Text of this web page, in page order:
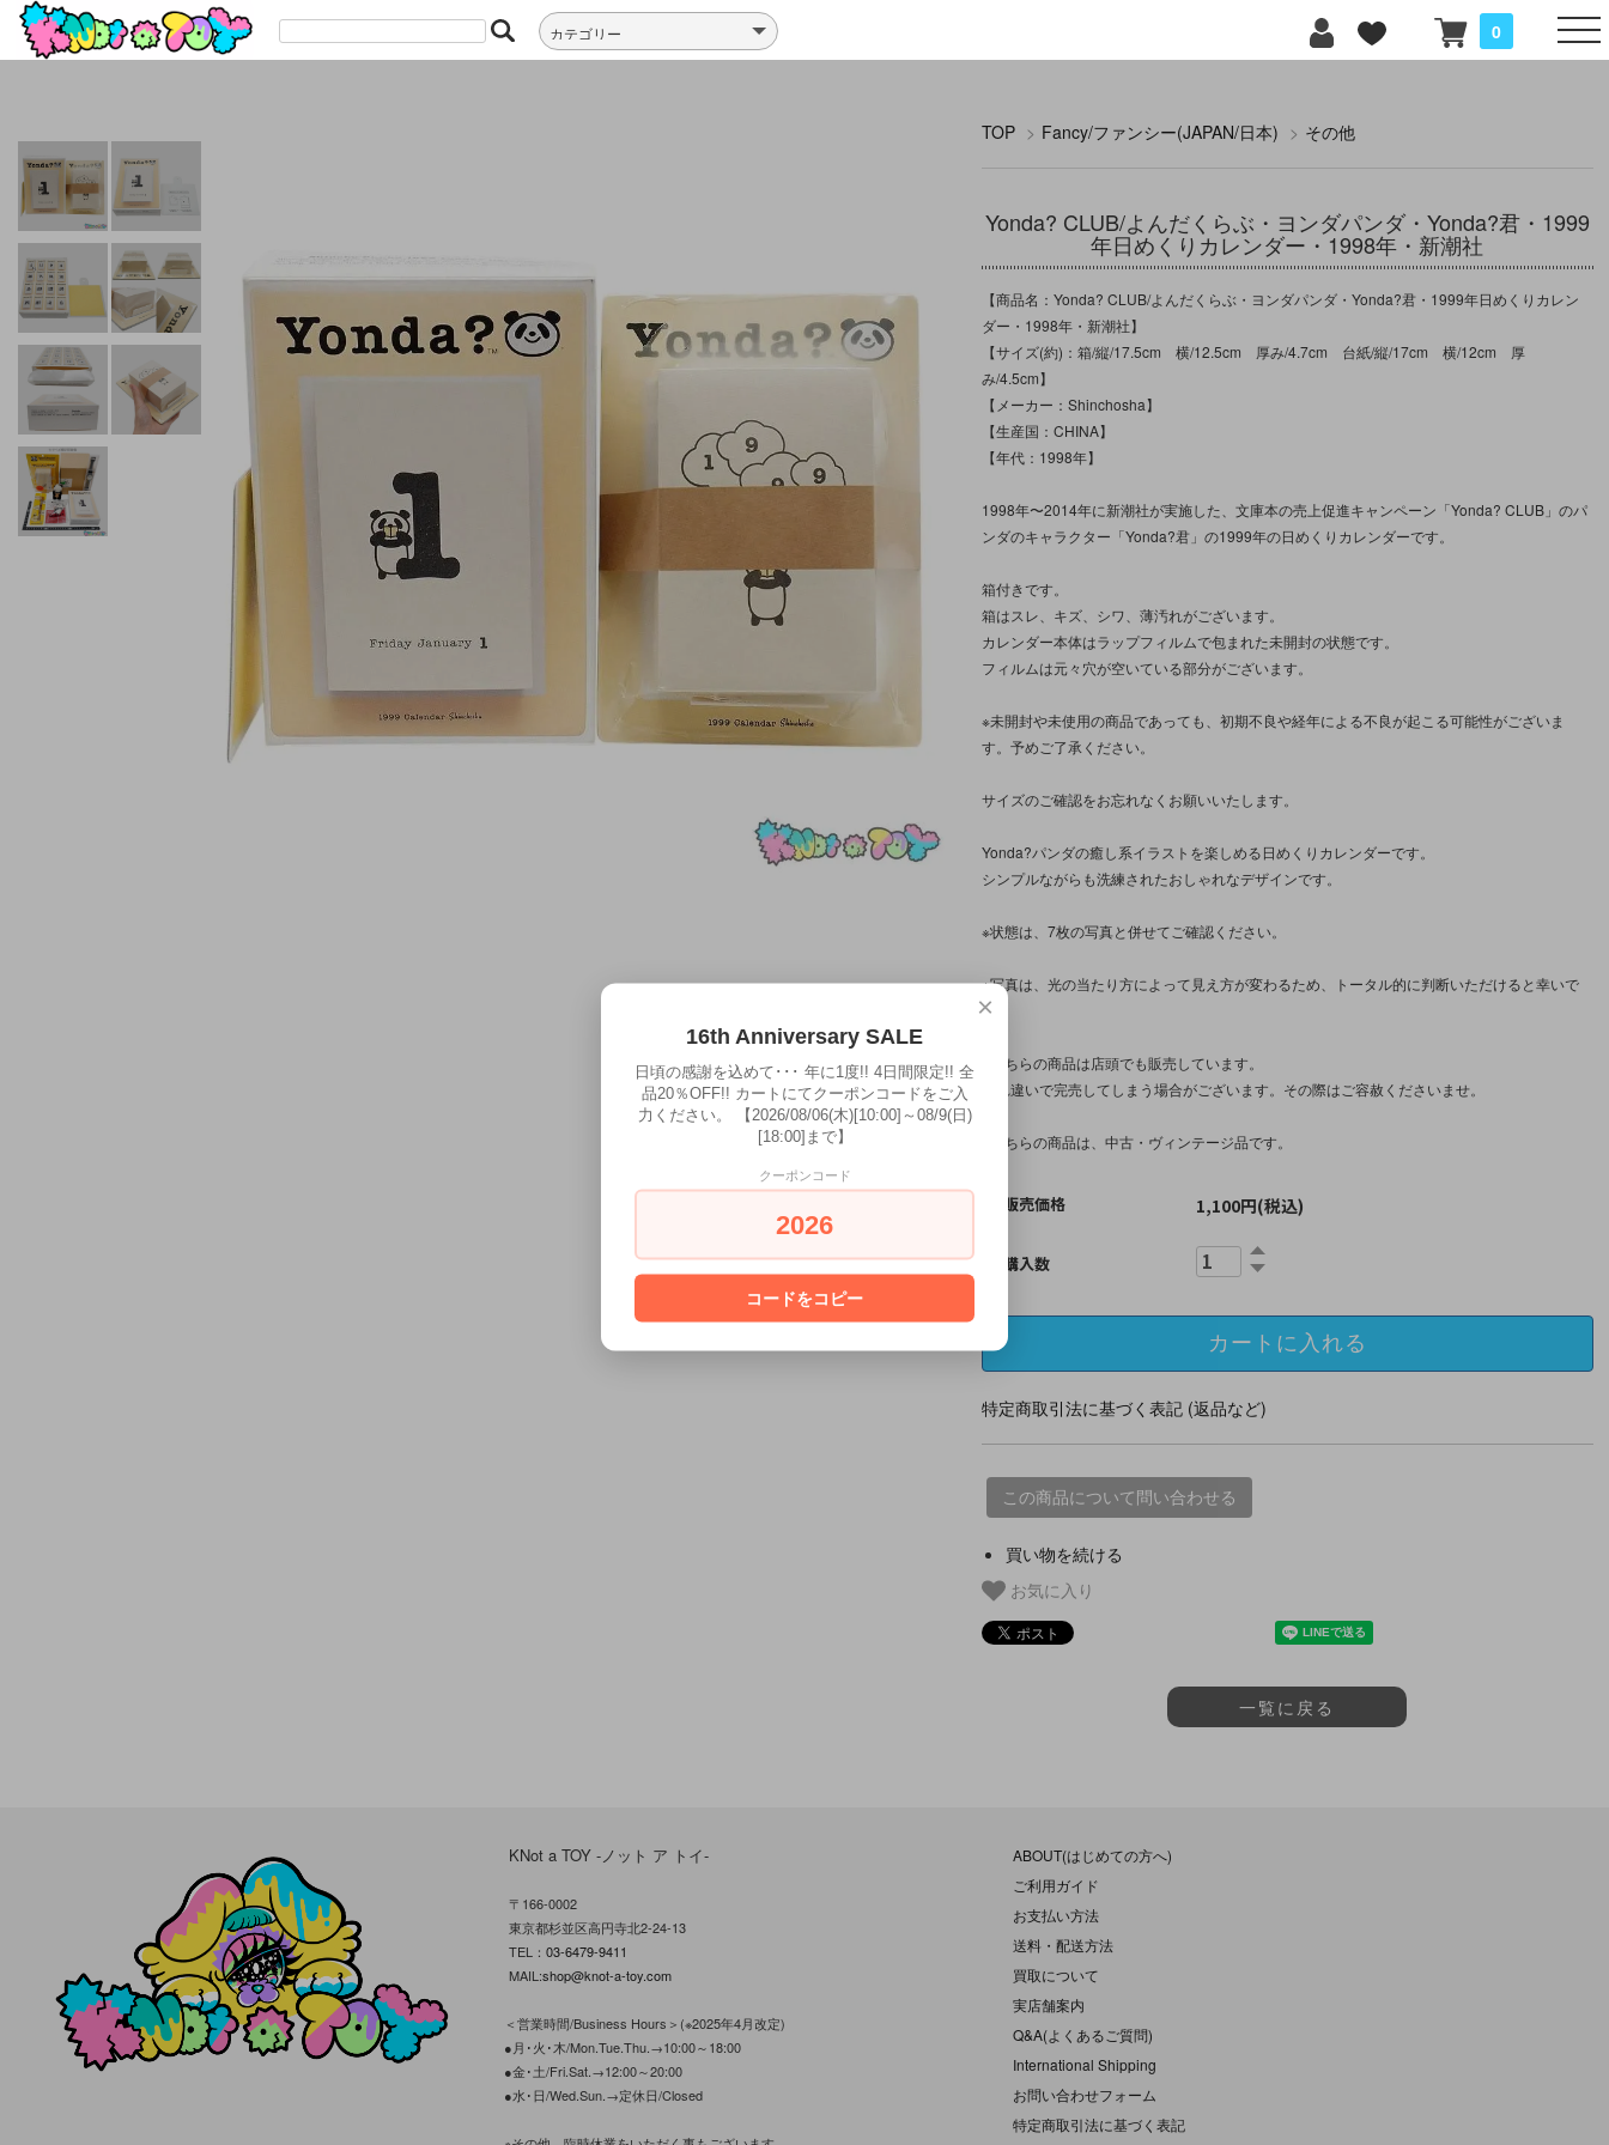
0
TOP > Fancy/ファンシー(JAPAN/日本) > その他
Yonda? CLUB/よんだくらぶ・ヨンダパンダ・Yonda?君・1999
年日めくりカレンダー・1998年・新潮社
【商品名：Yonda? CLUB/よんだくらぶ・ヨンダパンダ・Yonda?君・1999年日めくりカレン
ダー・1998年・新潮社】
【サイズ(約)：箱/縦/17.5cm 横/12.5cm 厚み/4.7cm 台紙/縦/17cm 横/12cm 厚
み/4.5cm】
【メーカー：Shinchosha】
【生産国：CHINA】
【年代：1998年】
1998年〜2014年に新潮社が実施した、文庫本の売上促進キャンペーン「Yonda? CLUB」のパ
ンダのキャラクター「Yonda?君」の1999年の日めくりカレンダーです。
箱付きです。
箱はスレ、キズ、シワ、薄汚れがございます。
カレンダー本体はラップフィルムで包まれた未開封の状態です。
フィルムは元々穴が空いている部分がございます。
※未開封や未使用の商品であっても、初期不良や経年による不良が起こる可能性がございま
す。予めご了承ください。
サイズのご確認をお忘れなくお願いいたします。
Yonda?パンダの癒し系イラストを楽しめる日めくりカレンダーです。
シンプルながらも洗練されたおしゃれなデザインです。
※状態は、7枚の写真と併せてご確認ください。
※写真は、光の当たり方によって見え方が変わるため、トータル的に判断いただけると幸いで
す。
※こちらの商品は店頭でも販売しています。
入れ違いで完売してしまう場合がございます。その際はご容赦くださいませ。
※こちらの商品は、中古・ヴィンテージ品です。
販売価格 1,100円(税込)
購入数
特定商取引法に基づく表記 (返品など)
この商品について問い合わせる
買い物を続ける
お気に入り
一覧に戻る
KNot a TOY -ノット ア トイ-
〒166-0002
東京都杉並区高円寺北2-24-13
TEL：03-6479-9411
MAIL:shop@knot-a-toy.com
＜営業時間/Business Hours＞(※2025年4月改定)
●月･火･木/Mon.Tue.Thu.→10:00～18:00
●金･土/Fri.Sat.→12:00～20:00
●水･日/Wed.Sun.→定休日/Closed
ABOUT(はじめての方へ)
ご利用ガイド
お支払い方法
送料・配送方法
買取について
実店舗案内
Q&A(よくあるご質問)
International Shipping
お問い合わせフォーム
特定商取引法に基づく表記
×
16th Anniversary SALE
日頃の感謝を込めて･･･ 年に1度!! 4日間限定!! 全
品20％OFF!! カートにてクーポンコードをご入
力ください。 【2026/08/06(木)[10:00]～08/9(日)
[18:00]まで】
クーポンコード
2026
コードをコピー